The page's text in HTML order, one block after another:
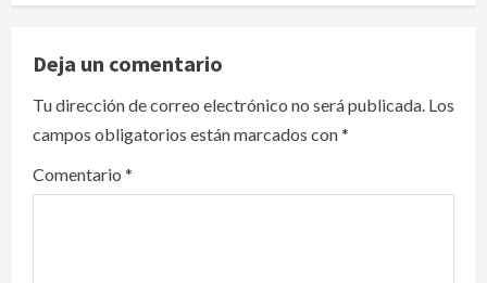
a
v
i
g
a
Deja un comentario
Tu dirección de correo electrónico no será publicada. Los
campos obligatorios están marcados con*
Comentario *